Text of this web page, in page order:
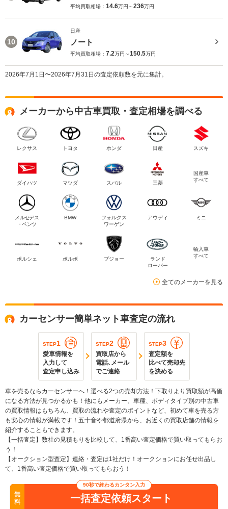
平均買取相場： 14.6万円～236万円
10
日産
ノート
平均買取相場： 7.2万円～150.5万円
2026年7月1日〜2026年7月31日の査定依頼数を元に集計。
メーカーから中古車買取・査定相場を調べる
レクサス トヨタ ホンダ 日産 スズキ
ダイハツ マツダ スバル 三菱
国産車
すべて
メルセデス
・ベンツ
BMW
フォルクス
ワーゲン
アウディ ミニ
ポルシェ ボルボ プジョー
ランド
ローバー
輸入車
すべて
全てのメーカーを見る
カーセンサー簡単ネット車査定の流れ
STEP1
愛車情報を
入力して
査定申し込み
STEP2
買取店から
電話､メール
でご連絡
STEP3
査定額を
比べて売却先
を決める
車を売るならカーセンサーへ！選べる2つの売却方法！下取りより買取額が高価
になる方法が見つかるかも！他にもメーカー、車種、ボディタイプ別の中古車
の買取情報はもちろん、買取の流れや査定のポイントなど、初めて車を売る方
も安心の情報が満載です！五十音や都道府県から、お近くの買取店舗の情報を
紹介することもできます。
【一括査定】数社の見積もりを比較して、1番高い査定価格で買い取ってもらお
う！
【オークション型査定】連絡・査定は1社だけ！オークションにお任せ出品し
て、1番高い査定価格で買い取ってもらおう！
無
料
90秒で終わるカンタン入力
一括査定依頼スタート